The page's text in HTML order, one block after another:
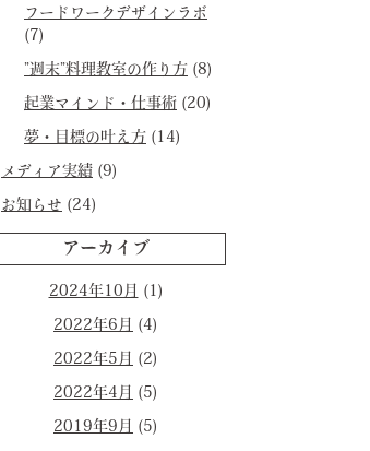
フードワークデザインラボ
(7)
”週末”料理教室の作り方 (8)
起業マインド・仕事術 (20)
夢・目標の叶え方 (14)
メディア実績 (9)
お知らせ (24)
アーカイブ
2024年10月 (1)
2022年6月 (4)
2022年5月 (2)
2022年4月 (5)
2019年9月 (5)